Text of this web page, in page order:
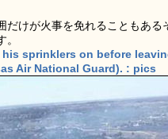
だけが火事を免れることもあ
sprinklers on before
Air National Guard). : pics